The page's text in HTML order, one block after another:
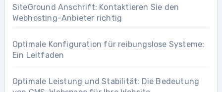
SiteGround Anschrift: Kontaktieren Sie den
Webhosting-Anbieter richtig
Optimale Konfiguration für reibungslose Systeme:
Ein Leitfaden
Optimale Leistung und Stabilität: Die Bedeutung